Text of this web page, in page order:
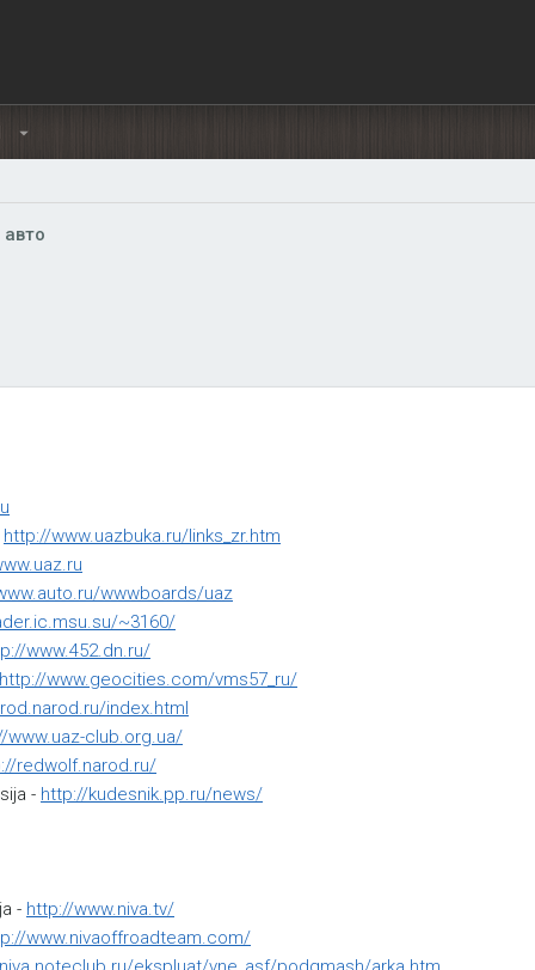
авто
http://www.uazbuka.ru/links_zr.htm
wwwboards/uaz
~3160/
www.452.dn.ru/
http://www.geocities.com/vms57_ru/
index.html
www.uaz-club.org.ua/
redwolf.narod.ru/
- http://kudesnik.pp.ru/news/
- http://www.niva.tv/
www.nivaoffroadteam.com/